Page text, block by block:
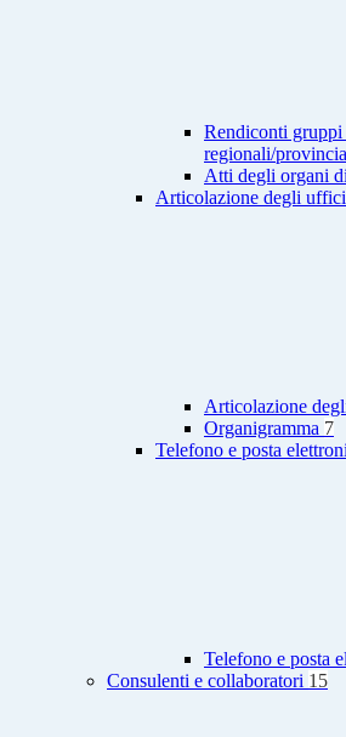
Rendiconti
regionali/
Atti degli organi
Articolazione degli uffici
Articolazione
Organigramma 7
Telefono e posta
Telefono e posta
Consulenti e collaboratori 15